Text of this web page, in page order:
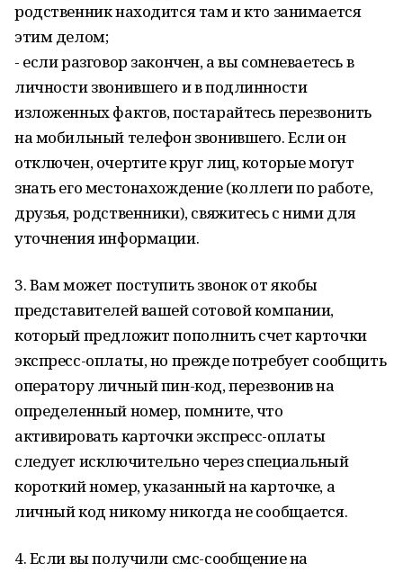
родственник находится там и кто занимается
этим делом;
- если разговор закончен, а вы сомневаетесь в
личности звонившего и в подлинности
изложенных фактов, постарайтесь перезвонить
на мобильный телефон звонившего. Если он
отключен, очертите круг лиц, которые могут
знать его местонахождение (коллеги по работе,
друзья, родственники), свяжитесь с ними для
уточнения информации.
3. Вам может поступить звонок от якобы
представителей вашей сотовой компании,
который предложит пополнить счет карточки
экспресс-оплаты, но прежде потребует сообщить
оператору личный пин-код, перезвонив на
определенный номер, помните, что
активировать карточки экспресс-оплаты
следует исключительно через специальный
короткий номер, указанный на карточке, а
личный код никому никогда не сообщается.
4. Если вы получили смс-сообщение на